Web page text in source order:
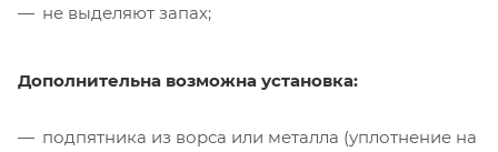
не выделяют запах;
Дополнительна возможна установка:
подпятника из ворса или металла (уплотнение на